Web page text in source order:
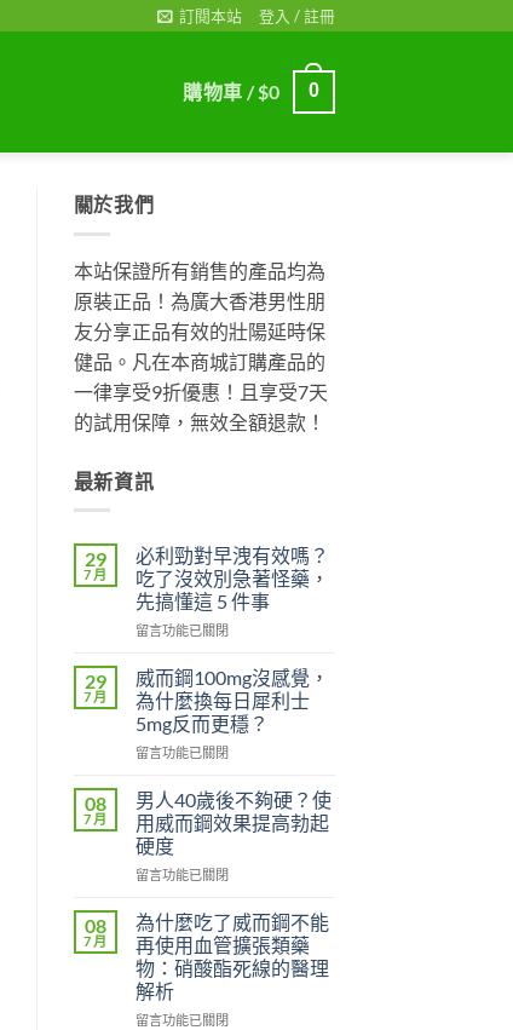
訂閱本站 登入 / 註冊
購物車 /$0 0
關於我們
本站保證所有銷售的產品均為
原裝正品！為廣大香港男性朋
友分享正品有效的壯陽延時保
健品。凡在本商城訂購產品的
一律享受9折優惠！且享受7天
的試用保障，無效全額退款！
最新資訊
29
7 月
必利勁對早洩有效嗎？
吃了沒效別急著怪藥，
先搞懂這 5 件事
在
利
勁
對
早
洩
效
嗎？
吃
了
沒
別
急
著
怪
藥，
先
留言功能已關閉
29
7 月
威而鋼100mg沒感覺，
為什麼換每日犀利士
5mg反而更穩？
在
而
鋼
100mg
沒
感
為
什
麼
換
每
日
留言功能已關閉
08
7 月
男人40歲後不夠硬？使
用威而鋼效果提高勃起
硬度
在
人
40
歲
後
不
夠
留言功能已關閉
08
7 月
為什麼吃了威而鋼不能
再使用血管擴張類藥
物：硝酸酯死線的醫理
解析
在
留言功能已關閉